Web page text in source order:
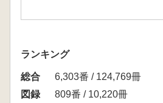
ランキング
総合
6,303番 / 124,769冊
図録
809番 / 10,220冊